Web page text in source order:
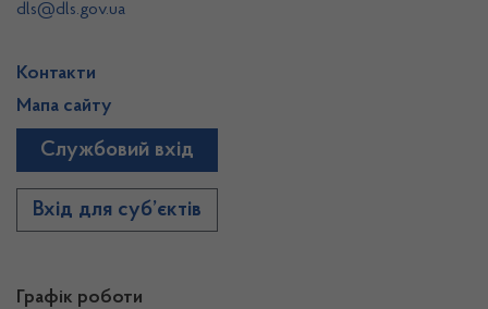
Графік роботи
dls@dls.gov.ua
Контакти
Мапа сайту
Службовий вхід
Вхід для суб’єктів